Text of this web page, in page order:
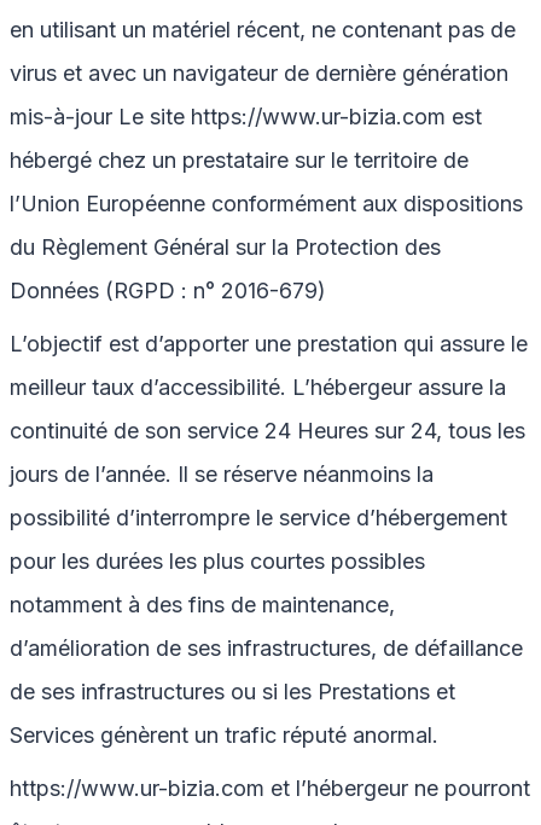
en utilisant un matériel récent, ne contenant pas de
virus et avec un navigateur de dernière génération
mis-à-jour Le site https://www.ur-bizia.com est
hébergé chez un prestataire sur le territoire de
l’Union Européenne conformément aux dispositions
du Règlement Général sur la Protection des
Données (RGPD : n° 2016-679)
L’objectif est d’apporter une prestation qui assure le
meilleur taux d’accessibilité. L’hébergeur assure la
continuité de son service 24 Heures sur 24, tous les
jours de l’année. Il se réserve néanmoins la
possibilité d’interrompre le service d’hébergement
pour les durées les plus courtes possibles
notamment à des fins de maintenance,
d’amélioration de ses infrastructures, de défaillance
de ses infrastructures ou si les Prestations et
Services génèrent un trafic réputé anormal.
https://www.ur-bizia.com et l’hébergeur ne pourront